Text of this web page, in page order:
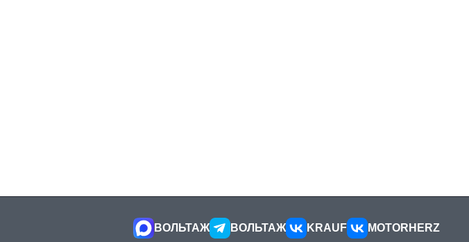
ВОЛЬТАЖ ВОЛЬТАЖ KRAUF MOTORHERZ